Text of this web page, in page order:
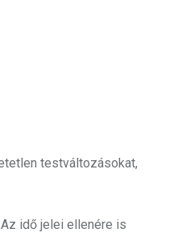
testváltozásokat,
idő jelei ellenére is